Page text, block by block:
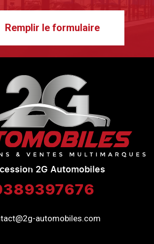
Remplir le formulaire
2G Automobiles
automobiles.com